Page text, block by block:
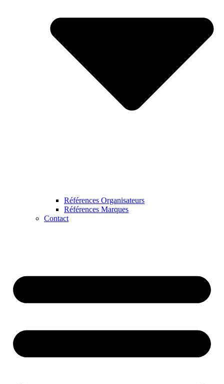
Références Organisateurs
Références Marques
Contact